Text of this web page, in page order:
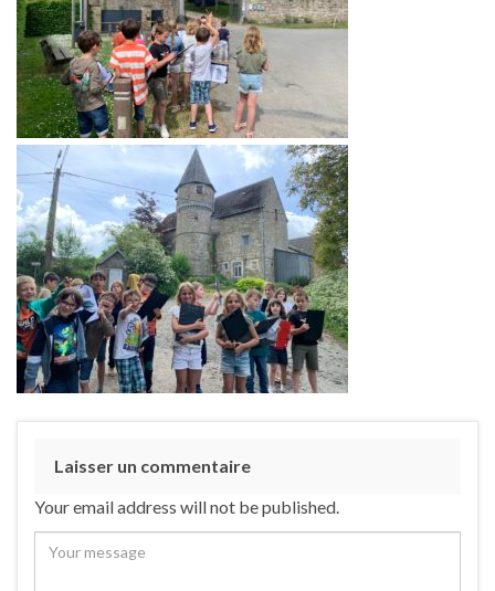
Laisser un commentaire
Your email address will not be published.